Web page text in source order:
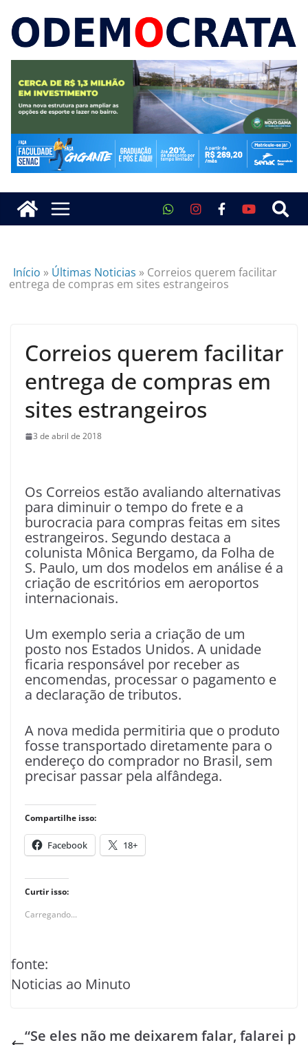
Início » Últimas Noticias » Correios querem facilitar
entrega de compras em sites estrangeiros
Correios querem facilitar
entrega de compras em
sites estrangeiros
3 de abril de 2018
Os Correios estão avaliando alternativas
para diminuir o tempo do frete e a
burocracia para compras feitas em sites
estrangeiros. Segundo destaca a
colunista Mônica Bergamo, da Folha de
S. Paulo, um dos modelos em análise é a
criação de escritórios em aeroportos
internacionais.
Um exemplo seria a criação de um
posto nos Estados Unidos. A unidade
ficaria responsável por receber as
encomendas, processar o pagamento e
a declaração de tributos.
A nova medida permitiria que o produto
fosse transportado diretamente para o
endereço do comprador no Brasil, sem
precisar passar pela alfândega.
Compartilhe isso:
Facebook 18+
Curtir isso:
Carregando...
fonte:
Noticias ao Minuto
“Se eles não me deixarem falar, falarei p